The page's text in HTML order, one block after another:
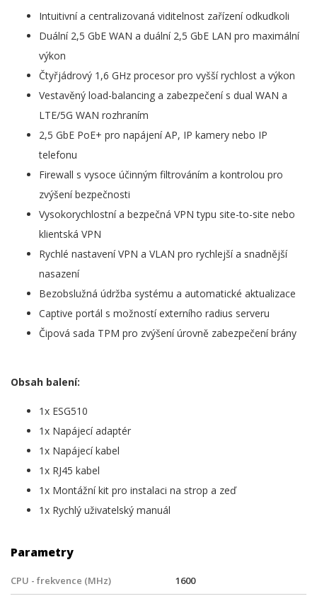
Intuitivní a centralizovaná viditelnost zařízení odkudkoli
Duální 2,5 GbE WAN a duální 2,5 GbE LAN pro maximální
výkon
Čtyřjádrový 1,6 GHz procesor pro vyšší rychlost a výkon
Vestavěný load-balancing a zabezpečení s dual WAN a
LTE/5G WAN rozhraním
2,5 GbE PoE+ pro napájení AP, IP kamery nebo IP
telefonu
Firewall s vysoce účinným filtrováním a kontrolou pro
zvýšení bezpečnosti
Vysokorychlostní a bezpečná VPN typu site-to-site nebo
klientská VPN
Rychlé nastavení VPN a VLAN pro rychlejší a snadnější
nasazení
Bezobslužná údržba systému a automatické aktualizace
Captive portál s možností externího radius serveru
Čipová sada TPM pro zvýšení úrovně zabezpečení brány
Obsah balení:
1x ESG510
1x Napájecí adaptér
1x Napájecí kabel
1x RJ45 kabel
1x Montážní kit pro instalaci na strop a zeď
1x Rychlý uživatelský manuál
Parametry
CPU - frekvence (MHz) 1600